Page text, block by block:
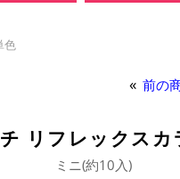
色
前の
リフレックスカ
ミニ(約10入)